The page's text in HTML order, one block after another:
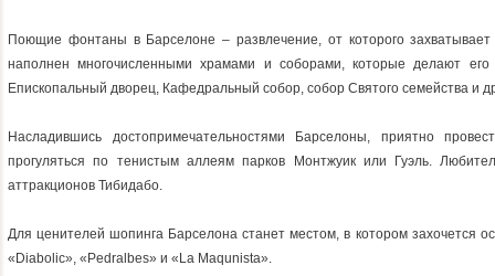
Поющие фонтаны в Барселоне – развлечение, от которого захватывает
наполнен многочисленными храмами и соборами, которые делают
Епископальный дворец, Кафедральный собор, собор Святого семейства и
Насладившись достопримечательностями Барселоны, приятно
прогуляться по тенистым аллеям парков Монтжуик или Гуэль.
аттракционов Тибидабо.
Для ценителей шопинга Барселона станет местом, в котором захочется
«Diabolic», «Pedralbes» и «La Maqunista».